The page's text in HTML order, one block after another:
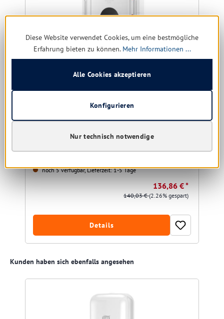
Tork PeakServe Modul für Einbauschränke, medium
noch 5 verfügbar, Lieferzeit: 1-5 Tage
136,86 € *
140,03 €(2.26% gespart)
Details
Produktgalerie überspringen
Kunden haben sich ebenfalls angesehen
Diese Website verwendet Cookies, um eine bestmögliche
Erfahrung bieten zu können. Mehr Informationen ...
Nur technisch notwendige
Konfigurieren
Alle Cookies akzeptieren